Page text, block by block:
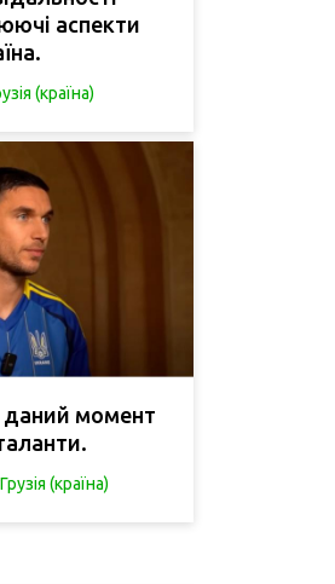
аспекти
(країна)
даний момент
Грузія (країна)